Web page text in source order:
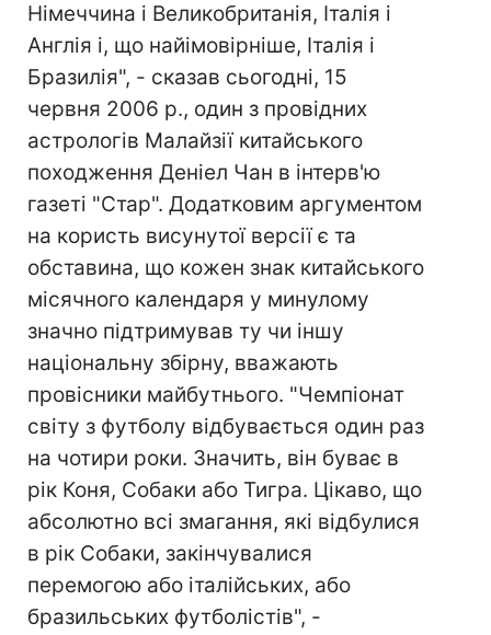
Німеччина і Великобританія, Італія і
Англія і, що найімовірніше, Італія і
Бразилія", - сказав сьогодні, 15
червня 2006 р., один з провідних
астрологів Малайзії китайського
походження Деніел Чан в інтерв'ю
газеті "Стар". Додатковим аргументом
на користь висунутої версії є та
обставина, що кожен знак китайського
місячного календаря у минулому
значно підтримував ту чи іншу
національну збірну, вважають
провісники майбутнього. "Чемпіонат
світу з футболу відбувається один раз
на чотири роки. Значить, він буває в
рік Коня, Собаки або Тигра. Цікаво, що
абсолютно всі змагання, які відбулися
в рік Собаки, закінчувалися
перемогою або італійських, або
бразильських футболістів", -